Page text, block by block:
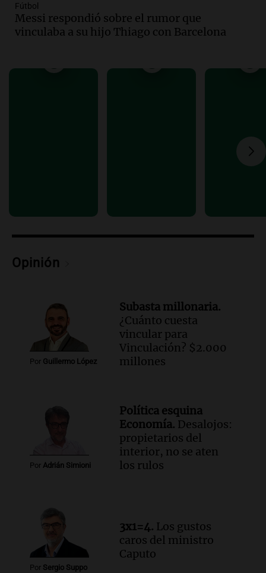
Audio.José Roccuzzo, cortes de carne y
compras de Antonella: bromas en
Episodios
Fútbol
Messi respondió sobre el rumor que
vinculaba a su hijo Thiago con Barcelona
Opinión
Por Guillermo López
Subasta millonaria.
¿Cuánto cuesta
vincular para
Vinculación? $2.000
millones
Por Adrián Simioni
Política esquina
Economía. Desalojos:
propietarios del
interior, no se aten
los rulos
Por Sergio Suppo
3x1=4. Los gustos
caros del ministro
Caputo